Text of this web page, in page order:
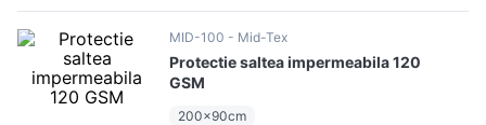
MID-100 Mid-Tex
Protectie saltea impermeabila 120
GSM
200x90cm